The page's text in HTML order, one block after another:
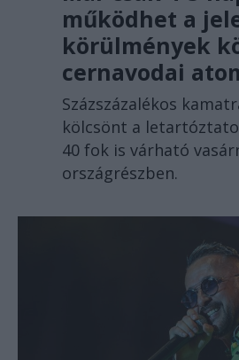
működhet a
körülmények
cernavodai
Százszázalékos
kölcsönt a
40 fok is várható
országrészben.